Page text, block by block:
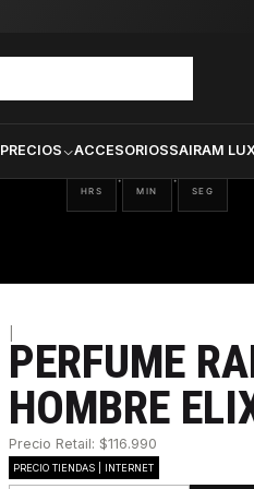
PRECIOS ACCESORIOSSAIRAM
03
HRS
: 04
MIN
: 04
SEG
PERFUME
HOMBRE
Precio Retail: $116.990
PRECIO TIENDAS | INTERNET